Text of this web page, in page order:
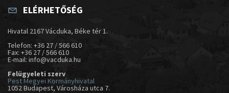
ELÉRHETŐSÉG
Hivatal 2167 Vácduka, Béke tér 1.
Telefon: +36 27 / 566 610
Fax: +36 27 / 566 610
E-mail: info@vacduka.hu
Felügyeleti szerv
Pest Megyei Kormányhivatal
1052 Budapest, Városháza utca 7.